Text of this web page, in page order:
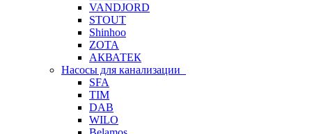
VANDJORD
STOUT
Shinhoo
ZOTA
АКВАТЕК
Насосы для канализации
SFA
TIM
DAB
WILO